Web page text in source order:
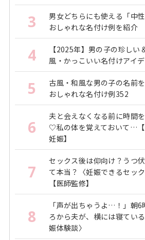
3
男女どちらにも使える「中
おしゃれな名付け例を紹介
4
【2025年】男の子の珍し
風・かっこいい名付けアイ
5
古風・和風な男の子の名前
おしゃれな名付け例352
6
夫と会えなくなる前に時間
♡私の体を覚えておいて…
妊娠】
7
セックス後は仰向け？うつ
て本当？〈妊娠できるセッ
【医師監修】
8
「声が出ちゃうよ…！」朝
ろから夫が、横には寝てい
娠体験談〉